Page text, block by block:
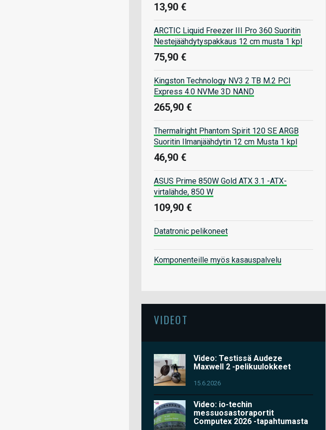
13,90 €
ARCTIC Liquid Freezer III Pro 360 Suoritin
Nestejäähdytyspakkaus 12 cm musta 1 kpl
75,90 €
Kingston Technology NV3 2 TB M.2 PCI
Express 4.0 NVMe 3D NAND
265,90 €
Thermalright Phantom Spirit 120 SE ARGB
Suoritin Ilmanjäähdytin 12 cm Musta 1 kpl
46,90 €
ASUS Prime 850W Gold ATX 3.1 -ATX-
virtalähde, 850 W
109,90 €
Datatronic pelikoneet
Komponenteille myös kasauspalvelu
VIDEOT
Video: Testissä Audeze
Maxwell 2 -pelikuulokkeet
15.6.2026
Video: io-techin
messuosastoraportit
Computex 2026 -tapahtumasta